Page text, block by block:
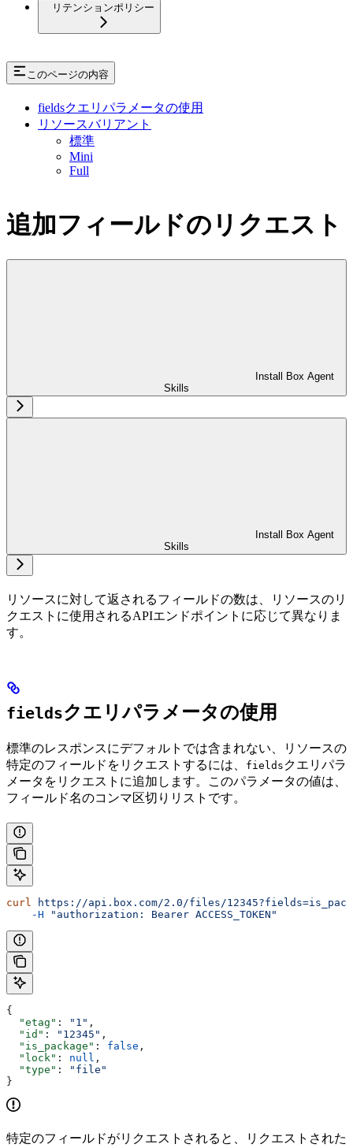
リテンションポリシー
このページの内容
fieldsクエリパラメータの使用
リソースバリアント
標準
Mini
Full
追加フィールドのリクエスト
Install Box Agent
Skills
Install Box Agent
Skills
リソースに対して返されるフィールドの数は、リソースのリ
クエストに使用されるAPIエンドポイントに応じて異なりま
す。
fieldsクエリパラメータの使用
標準のレスポンスにデフォルトでは含まれない、リソースの
特定のフィールドをリクエストするには、
fields クエリパラ
メータをリクエストに追加します。このパラメータの値は、
フィールド名のコンマ区切りリストです。
curl https://api.box.com/2.0/files/
    -H
"authorization: Bearer ACCESS_TOKEN"
{
  "etag"
: "1" ,
  "id"
: "12345" ,
  "is_package"
: false ,
  "lock"
: null ,
  "type"
:
"file"
}
特定のフィールドがリクエストされると、リクエストされた